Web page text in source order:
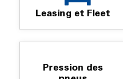
Leasing et Fleet
Pression des